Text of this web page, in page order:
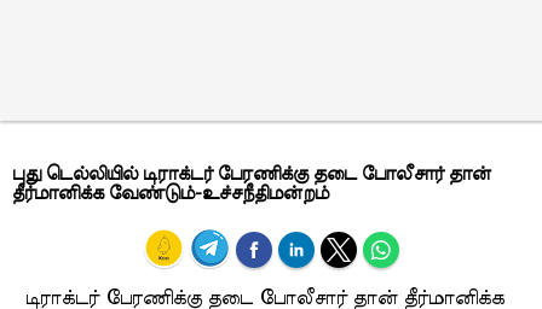
புது டெல்லியில் டிராக்டர் பேரணிக்கு தடை போலீசார் தான்
தீர்மானிக்க வேண்டும்-உச்சநீதிமன்றம்
டிராக்டர் பேரணிக்கு தடை போலீசார் தான் தீர்மானிக்க